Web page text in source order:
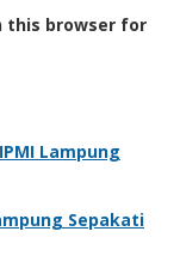
this browser for
Lampung
Sepakati